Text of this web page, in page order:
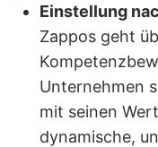
Einstellung
Zappos geht
Unternehmen
mit seinen
dynamische,